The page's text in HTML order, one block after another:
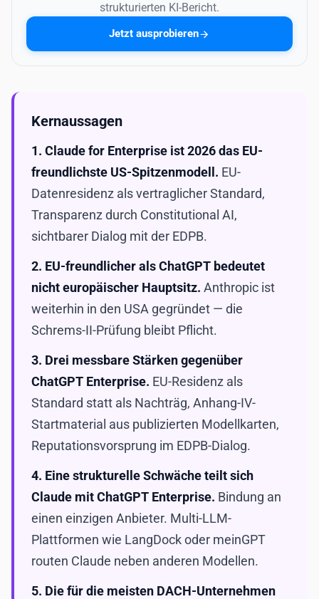
strukturierten KI-Bericht.
Jetzt ausprobieren
Kernaussagen
1. Claude for Enterprise ist 2026 das EU-
freundlichste US-Spitzenmodell. EU-
Datenresidenz als vertraglicher Standard,
Transparenz durch Constitutional AI,
sichtbarer Dialog mit der EDPB.
2. EU-freundlicher als ChatGPT bedeutet
nicht europäischer Hauptsitz. Anthropic ist
weiterhin in den USA gegründet — die
Schrems-II-Prüfung bleibt Pflicht.
3. Drei messbare Stärken gegenüber
ChatGPT Enterprise. EU-Residenz als
Standard statt als Nachträg, Anhang-IV-
Startmaterial aus publizierten Modellkarten,
Reputationsvorsprung im EDPB-Dialog.
4. Eine strukturelle Schwäche teilt sich
Claude mit ChatGPT Enterprise. Bindung an
einen einzigen Anbieter. Multi-LLM-
Plattformen wie LangDock oder meinGPT
routen Claude neben anderen Modellen.
5. Die für die meisten DACH-Unternehmen